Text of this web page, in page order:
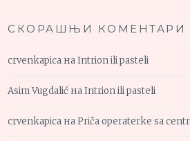
СКОРАШЊИ КОМЕНТАРИ
crvenkapica наIntrion ili pasteli
Asim Vugdalić наIntrion ili pasteli
crvenkapica наPriča operaterke sa